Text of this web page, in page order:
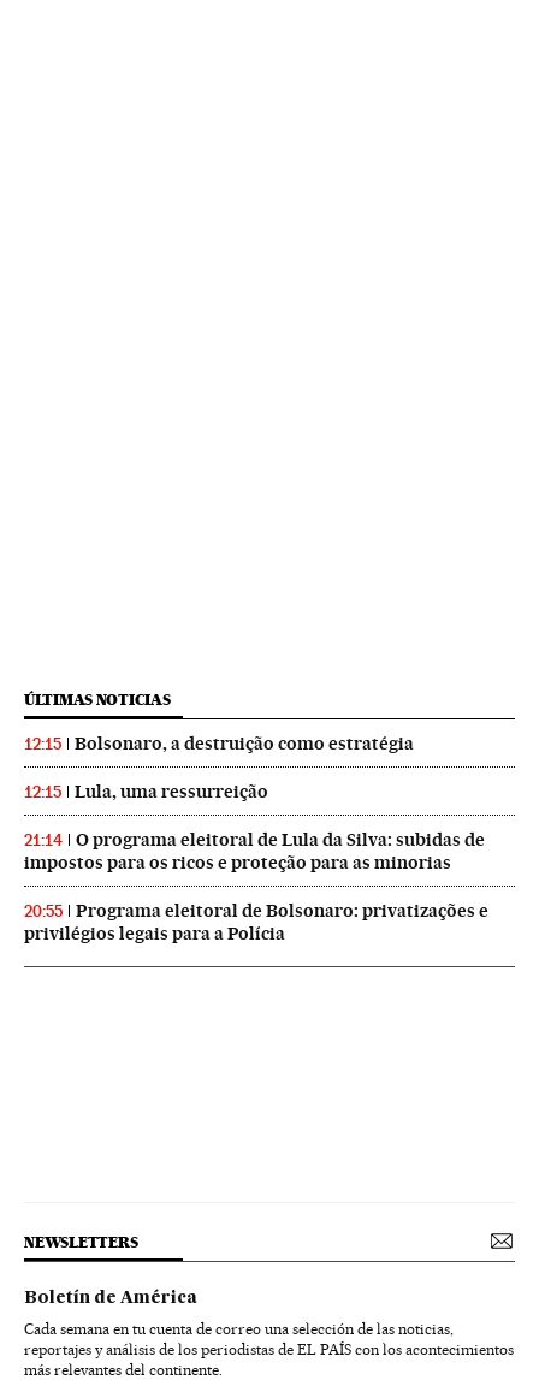
ÚLTIMAS NOTICIAS
12:15 Bolsonaro, a destruição como estratégia
12:15 Lula, uma ressurreição
21:14
O programa eleitoral de Lula da Silva: subidas de
impostos para os ricos e proteção para as minorias
20:55
Programa eleitoral de Bolsonaro: privatizações e
privilégios legais para a Polícia
NEWSLETTERS
Boletín de América
Cada semana en tu cuenta de correo una selección de las noticias,
reportajes y análisis de los periodistas de EL PAÍS con los acontecimientos
más relevantes del continente.